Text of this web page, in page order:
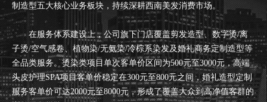
云
南
昆
明
制造型五大核心业务板块，持续深耕西南美发消费市场。
在服务体系建设上，公司旗下门店覆盖剪发造型、数字烫/离
子烫/空气感卷、植物染/无氨染/冷棕系染发及婚礼商务定制造型等
全品类服务。烫染类项目单次客单价区间为500元至3000元，高端
头皮护理SPA项目客单价稳定在300元至800元之间，婚礼造型定制
服务客单价可达2000元至8000元，形成了覆盖大众到高净值客群的